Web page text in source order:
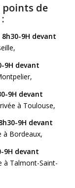
points de
9H devant
9H devant
9H devant
à Toulouse,
9H devant
à Bordeaux,
9H devant
à Talmont-Saint-